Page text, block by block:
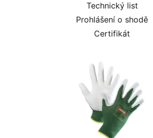
Technický list
Prohlášení o shodě
Certifikát